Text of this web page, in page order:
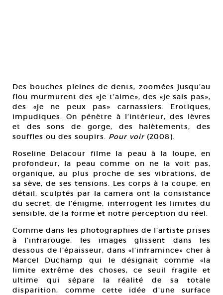
Des bouches pleines de dents, zoomées jusqu’au
flou murmurent des «je t’aime», des «je sais pas»,
des «je ne peux pas» carnassiers. Erotiques,
impudiques. On pénètre à l’intérieur, des lèvres
et des sons de gorge, des halètements, des
souffles ou des soupirs. Pour voir (2008).
Roseline Delacour filme la peau à la loupe, en
profondeur, la peau comme on ne la voit pas,
organique, au plus proche de ses vibrations, de
sa sève, de ses tensions. Les corps à la coupe, en
détail, sculptés par la camera ont la consistance
du secret, de l’énigme, interrogent les limites du
sensible, de la forme et notre perception du réel.
Comme dans les photographies de l’artiste prises
à l’infrarouge, les images glissent dans les
dessous de l’épaisseur, dans «l’inframince» cher à
Marcel Duchamp qui le désignait comme «la
limite extrême des choses, ce seuil fragile et
ultime qui sépare la réalité de sa totale
disparition, comme cette idée d’une surface